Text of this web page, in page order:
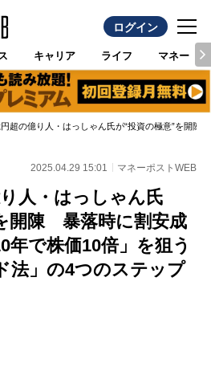
ログイン
キャリア ライフ マネー
超の億り人・はっしゃん氏が“投資の極意”を開
2025.04.29 15:01 マネーポストWEB
人・はっしゃん氏
開陳 暴落時に割安成
年で株価10倍」を狙う
法」の4つのステップ